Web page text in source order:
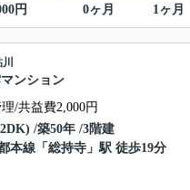
円 0ヶ月 1ヶ月
ンション
/共益費2,000円
/築50年 /3階建
本線 「 総持寺 」駅 徒歩19分